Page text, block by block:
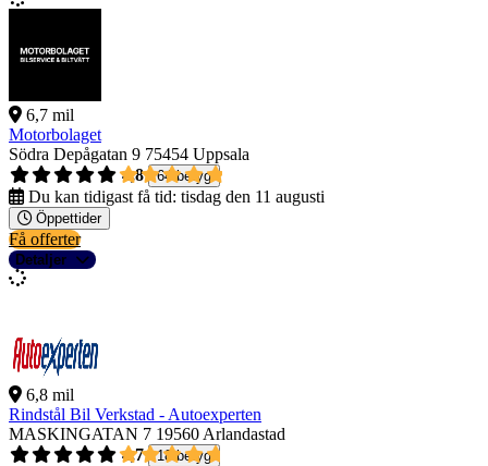
6,7 mil
Motorbolaget
Södra Depågatan 9 75454 Uppsala
4,8
64 betyg
Du kan tidigast få tid: tisdag den 11 augusti
Öppettider
Få offerter
Detaljer
6,8 mil
Rindstål Bil Verkstad - Autoexperten
MASKINGATAN 7 19560 Arlandastad
4,7
18 betyg